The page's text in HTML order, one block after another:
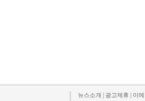
뉴스소개 광고제휴 이